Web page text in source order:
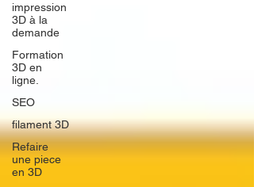
impression
3D à la
demande
Formation
3D en
ligne.
SEO
filament 3D
Refaire
une piece
en 3D